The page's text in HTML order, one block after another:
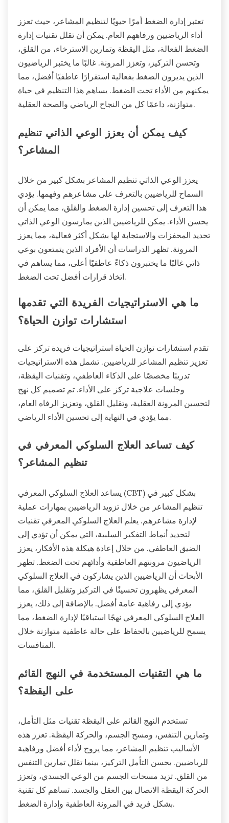
تعتبر إدارة الضغط أمرًا حيويًا لتنظيم المشاعر، حيث تعزز
أداء الرياضيين ورفاههم العام. يمكن أن تقلل تقنيات إدارة
الضغط الفعالة، مثل اليقظة وتمارين الاسترخاء، من القلق،
وتحسن التركيز، وتعزز المرونة. غالبًا ما يختبر الرياضيون
الذين يديرون الضغط بفعالية استقرارًا عاطفيًا أفضل، مما
يمكنهم من الأداء تحت الضغط. يساهم هذا التنظيم في حياة
متوازنة، داعمًا كل من النجاح الرياضي والصحة العقلية.
كيف يمكن أن يعزز الوعي الذاتي تنظيم
المشاعر؟
يعزز الوعي الذاتي تنظيم المشاعر بشكل كبير من خلال
السماح للرياضيين بالتعرف على مشاعرهم وفهمها. يؤدي
هذا التعرف إلى تحسين إدارة الضغط والقلق، مما يمكن أن
يحسن الأداء. يمكن للرياضيين الذين يمارسون الوعي الذاتي
تحديد المحفزات والاستجابة لها بشكل أكثر فعالية، مما يعزز
المرونة. تظهر الدراسات أن الأفراد الذين يتمتعون بوعي
ذاتي غالبًا ما يختبرون ذكاءً عاطفيًا أعلى، مما يساهم في
اتخاذ قرارات أفضل تحت الضغط.
ما هي الاستراتيجيات الفريدة التي تقدمها
استشارات توازن الحياة؟
تقدم استشارات توازن الحياة استراتيجيات فريدة تركز على
تعزيز تنظيم المشاعر للرياضيين. تشمل هذه الاستراتيجيات
تدريبًا مخصصًا على الذكاء العاطفي، وتقنيات اليقظة،
وجلسات علاجية تركز على الأداء. تم تصميم كل نهج
لتحسين المرونة العقلية، وتقليل القلق، وتعزيز الرفاه العام،
مما يؤدي في النهاية إلى تحسين الأداء الرياضي.
كيف تساعد العلاج السلوكي المعرفي في
تنظيم المشاعر؟
يساعد العلاج السلوكي المعرفي (CBT) بشكل كبير في
تنظيم المشاعر من خلال تزويد الرياضيين بمهارات عملية
لإدارة مشاعرهم. يعلم العلاج السلوكي المعرفي تقنيات
لتحديد أنماط التفكير السلبية، التي يمكن أن تؤدي إلى
الضيق العاطفي. من خلال إعادة هيكلة هذه الأفكار، يعزز
الرياضيون مرونتهم العاطفية وأدائهم تحت الضغط. تظهر
الأبحاث أن الرياضيين الذين يشاركون في العلاج السلوكي
المعرفي يظهرون تحسينًا في التركيز وتقليل القلق، مما
يؤدي إلى رفاهية عامة أفضل. بالإضافة إلى ذلك، يعزز
العلاج السلوكي المعرفي نهجًا استباقيًا لإدارة الضغط، مما
يسمح للرياضيين بالحفاظ على حالة عاطفية متوازنة خلال
المنافسات.
ما هي التقنيات المستخدمة في النهج القائم
على اليقظة؟
تستخدم النهج القائم على اليقظة تقنيات مثل التأمل،
وتمارين التنفس، ومسح الجسم، والحركة اليقظة. تعزز هذه
الأساليب تنظيم المشاعر، مما يروج لأداء أفضل ورفاهية
للرياضيين. يحسن التأمل التركيز، بينما تقلل تمارين التنفس
من القلق. تزيد مسحات الجسم من الوعي الجسدي، وتعزز
الحركة اليقظة الاتصال بين العقل والجسد. تساهم كل تقنية
بشكل فريد في المرونة العاطفية وإدارة الضغط.